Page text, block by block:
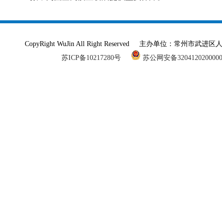
CopyRight WuJin All Right Reserved 主办单位：常州市武进
苏ICP备10217280号
苏公网安备